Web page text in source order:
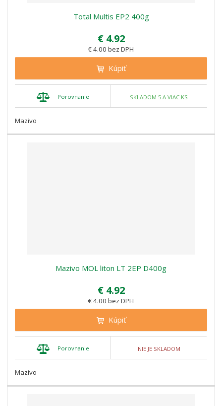
Total Multis EP2 400g
€ 4.92
€ 4.00 bez DPH
Kúpiť
Porovnanie SKLADOM 5 A VIAC KS
Mazivo
Mazivo MOL liton LT 2EP D400g
€ 4.92
€ 4.00 bez DPH
Kúpiť
Porovnanie NIE JE SKLADOM
Mazivo